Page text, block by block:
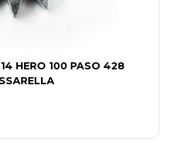
HERO 100 PASO 428